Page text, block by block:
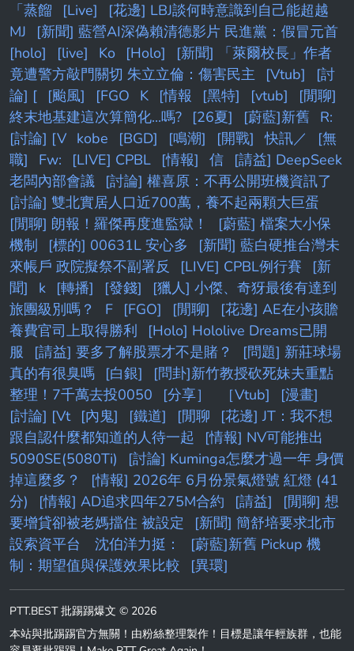
「蒸餾
[Live]
[花邊] LBJ談何時意識到自己能超越
MJ
[新聞] 藍營AI深偽賴清德影片 民進黨：假冒元首
[holo]
[live] Ko [Holo]
[新聞] 「萊爾校長」作者
竟遭警方敲門關切 朱立立倫：傷害民主
[Vtub]
[討
論] [
[颱風] [FGO K [情報 [黑特] [vtub]
[閒聊]
終末地基建這次算簡化...嗎?
[26夏] [蔚藍]新舊 R:
[討論] [V kobe [BGD] [鳴潮] [開戰] 快訊／
[無
職]
Fw: [LIVE] CPBL [情報] 信
[請益] DeepSeek
老闆內部會議
[討論] 權喜原：不再公開班機資訊了
[討論] 雙北實居人口近700萬，養不起兩顆大巨蛋
[閒聊] 朗報！羅傑再度進監獄！
[蔚藍] 檔案大小保
機制
[標的] 00631L 安心多
[新聞] 藍白硬推台灣未
來帳戶 政院擬祭不副署反
[LIVE] CPBL例行賽
[新
聞]
k [轉播] [發錢]
[獵人] 小傑、奇犽最後有達到
旅團級別嗎？
F [FGO] [閒聊]
[花邊] AE在小孩贍
養費官司上取得勝利
[Holo] Hololive Dreams已開
服
[請益] 要多了解股票才不是賭？
[問題] 新莊球場
真的有很臭嗎
[白銀]
[問卦]新竹教授砍死妹夫重點
整理！7千萬去投0050
[分享］ ［Vtub]
[漫畫]
[討論] [Vt
[內鬼] [鐵道] [閒聊
[花邊] JT：我不想
跟自認什麼都知道的人待一起
[情報] NV可能推出
5090SE(5080Ti)
[討論] Kuminga怎麼才過一年 身價
掉這麼多？
[情報] 2026年 6月份景氣燈號 紅燈 (41
分)
[情報] AD追求四年275M合約 [請益]
[閒聊] 想
要增貸卻被老媽擋住 被設定
[新聞] 簡舒培要求北市
設索資平台 沈伯洋力挺：
[蔚藍]新舊 Pickup 機
制：期望值與保護效果比較
[異環]
PTT.BEST 批踢踢爆文 © 2026
本站與批踢踢官方無關！由粉絲整理製作！目標是讓年輕族群，也能